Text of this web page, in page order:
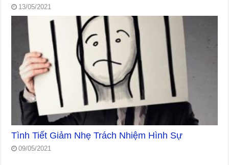
13/05/2021
Tình Tiết Giảm Nhẹ Trách Nhiệm Hình Sự
09/05/2021